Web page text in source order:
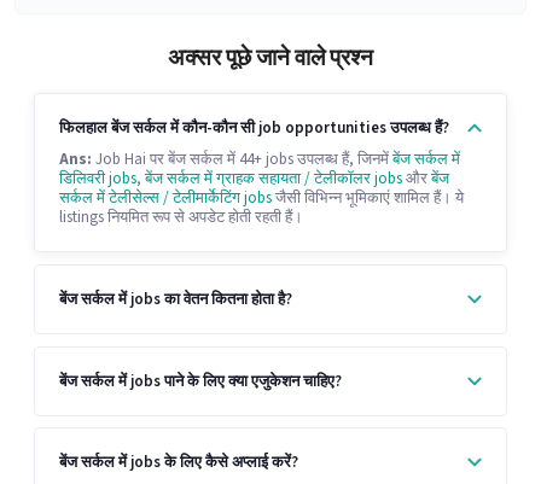
अक्सर पूछे जाने वाले प्रश्न
फिलहाल बेंज सर्कल में कौन-कौन सी job opportunities उपलब्ध हैं?
Ans: Job Hai पर बेंज सर्कल में 44+ jobs उपलब्ध हैं, जिनमेंबेंज सर्कल में
डिलिवरी jobs,बेंज सर्कल में ग्राहक सहायता / टेलीकॉलर jobsऔरबेंज
सर्कल में टेलीसेल्स / टेलीमार्केटिंग jobsजैसी विभिन्न भूमिकाएं शामिल हैं। ये
listings नियमित रूप से अपडेट होती रहती हैं।
बेंज सर्कल में jobs का वेतन कितना होता है?
बेंज सर्कल में jobs पाने के लिए क्या एजुकेशन चाहिए?
बेंज सर्कल में jobs के लिए कैसे अप्लाई करें?